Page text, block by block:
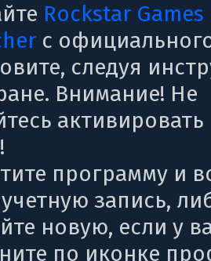
Rockstar Games
c
следуя
Внимание! Не
программу и
запись,
новую, если у
по иконке